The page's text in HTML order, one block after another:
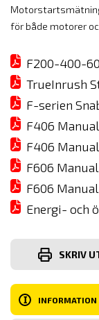
för både motorer
F200-400-
TrueInrush
F-serien
F406 Manual
F406
F606 Manual
F606
Energi- och
SKRIV
I